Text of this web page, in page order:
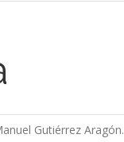
Gutiérrez Aragón.